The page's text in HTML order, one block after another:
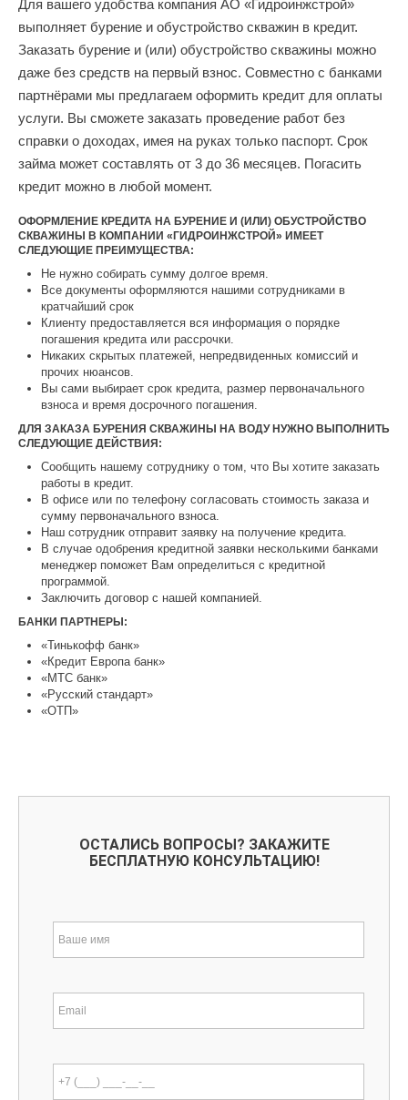
Для вашего удобства компания АО «Гидроинжстрой»
выполняет бурение и обустройство скважин в кредит.
Заказать бурение и (или) обустройство скважины можно
даже без средств на первый взнос. Совместно с банками
партнёрами мы предлагаем оформить кредит для оплаты
услуги. Вы сможете заказать проведение работ без
справки о доходах, имея на руках только паспорт. Срок
займа может составлять от 3 до 36 месяцев. Погасить
кредит можно в любой момент.
ОФОРМЛЕНИЕ КРЕДИТА НА БУРЕНИЕ И (ИЛИ) ОБУСТРОЙСТВО
СКВАЖИНЫ В КОМПАНИИ «ГИДРОИНЖСТРОЙ» ИМЕЕТ
СЛЕДУЮЩИЕ ПРЕИМУЩЕСТВА:
Не нужно собирать сумму долгое время.
Все документы оформляются нашими сотрудниками в
кратчайший срок
Клиенту предоставляется вся информация о порядке
погашения кредита или рассрочки.
Никаких скрытых платежей, непредвиденных комиссий и
прочих нюансов.
Вы сами выбирает срок кредита, размер первоначального
взноса и время досрочного погашения.
ДЛЯ ЗАКАЗА БУРЕНИЯ СКВАЖИНЫ НА ВОДУ НУЖНО ВЫПОЛНИТЬ
СЛЕДУЮЩИЕ ДЕЙСТВИЯ:
Сообщить нашему сотруднику о том, что Вы хотите заказать
работы в кредит.
В офисе или по телефону согласовать стоимость заказа и
сумму первоначального взноса.
Наш сотрудник отправит заявку на получение кредита.
В случае одобрения кредитной заявки несколькими банками
менеджер поможет Вам определиться с кредитной
программой.
Заключить договор с нашей компанией.
БАНКИ ПАРТНЕРЫ:
«Тинькофф банк»
«Кредит Европа банк»
«МТС банк»
«Русский стандарт»
«ОТП»
ОСТАЛИСЬ ВОПРОСЫ? ЗАКАЖИТЕ
БЕСПЛАТНУЮ КОНСУЛЬТАЦИЮ!